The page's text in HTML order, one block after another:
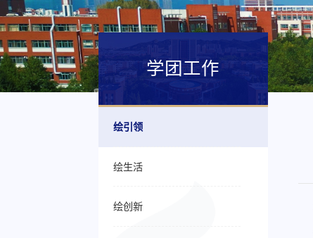
学团工作
绘引领
绘生活
绘创新